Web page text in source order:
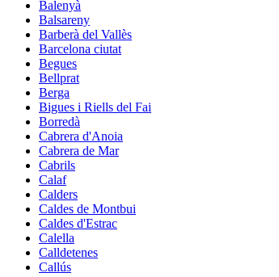
Balenyà
Balsareny
Barberà del Vallès
Barcelona ciutat
Begues
Bellprat
Berga
Bigues i Riells del Fai
Borredà
Cabrera d'Anoia
Cabrera de Mar
Cabrils
Calaf
Calders
Caldes de Montbui
Caldes d'Estrac
Calella
Calldetenes
Callús